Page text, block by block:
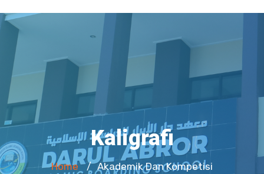
Kaligrafi
Home / Akademik Dan Kompetisi